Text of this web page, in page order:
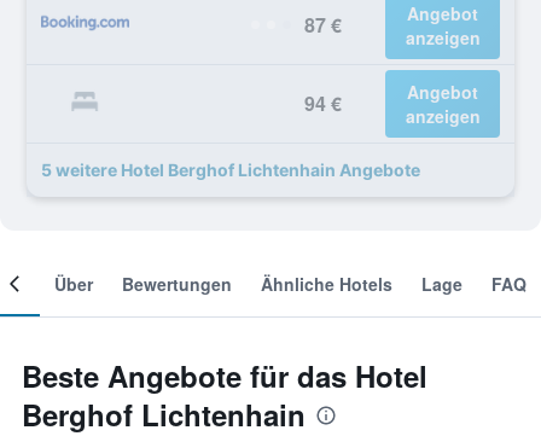
87 €
Angebot
anzeigen
94 €
Angebot
anzeigen
5 weitere Hotel Berghof Lichtenhain Angebote
Über Bewertungen Ähnliche Hotels Lage FAQ
Beste Angebote für das Hotel
Berghof Lichtenhain